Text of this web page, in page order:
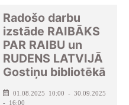
Radošo darbu
izstāde RAIBĀKS
PAR RAIBU un
RUDENS LATVIJĀ
Gostiņu bibliotēkā
01.08.2025 10:00 - 30.09.2025
- 16:00